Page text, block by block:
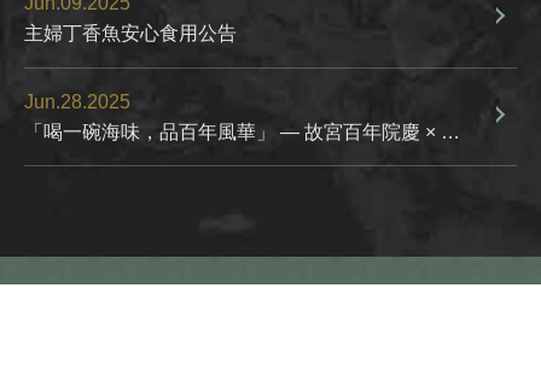
主婦丁香魚安心食用公告
Jun.28.2025
「喝一碗海味，品百年風華」 — 故宮百年院慶 × 澎祖海產 聯名限定海菜湯包 —